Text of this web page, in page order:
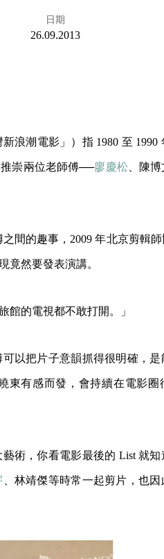
日期
26.09.2013
浪潮電影」）指 1980 至 1990
崇兩位老師傅──廖慶松、陳博
間的趣事，2009 年北京剪輯
竟然要發表演講。
館的電視都不敢打開。」
以把片子意韻抓得很明確，是
東有感而發，會持續在電影圈
術，你看電影最後的 List 就
、林靖傑等時常一起剪片，也